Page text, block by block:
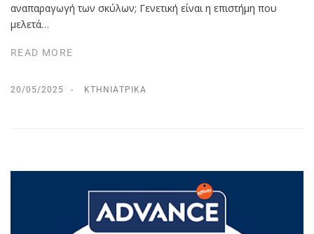
αναπαραγωγή των σκύλων; Γενετική είναι η επιστήμη που
μελετά…
READ MORE
20/05/2025 ΚΤΗΝΙΑΤΡΙΚΆ